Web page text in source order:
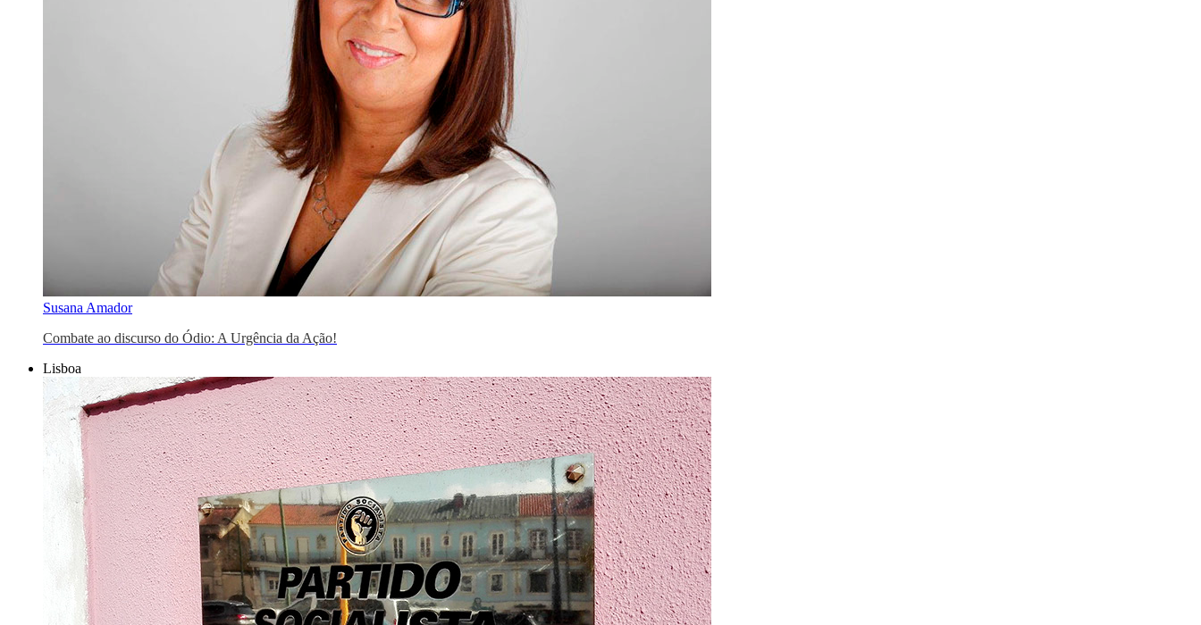
Susana Amador
Combate ao discurso do Ódio: A Urgência da Ação!
Lisboa